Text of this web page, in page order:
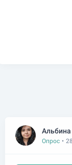
Опрос •